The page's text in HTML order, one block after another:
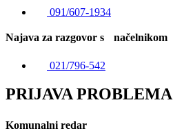
091/607-1934
Najava za razgovor s načelnikom
021/796-542
PRIJAVA PROBLEMA
Komunalni redar